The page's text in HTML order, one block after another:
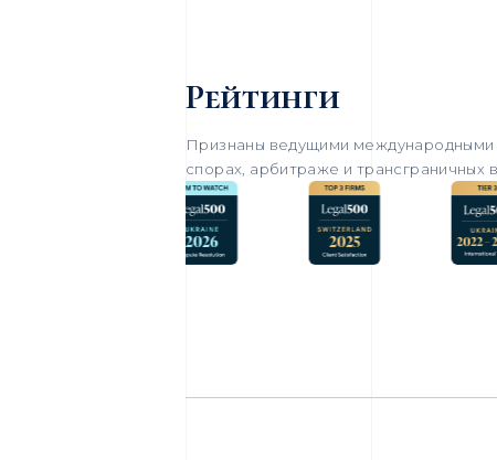
Рейтинги
Признаны ведущими международными
спорах, арбитраже и трансграничных